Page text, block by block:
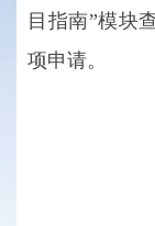
目指南”模块
项申请。